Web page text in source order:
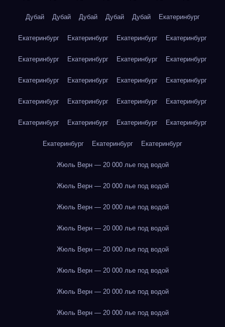
Дубай Дубай Дубай Дубай Дубай Екатеринбург
Екатеринбург Екатеринбург Екатеринбург Екатеринбург
Екатеринбург Екатеринбург Екатеринбург Екатеринбург
Екатеринбург Екатеринбург Екатеринбург Екатеринбург
Екатеринбург Екатеринбург Екатеринбург Екатеринбург
Екатеринбург Екатеринбург Екатеринбург Екатеринбург
Екатеринбург Екатеринбург Екатеринбург
Жюль Верн — 20 000 лье под водой
Жюль Верн — 20 000 лье под водой
Жюль Верн — 20 000 лье под водой
Жюль Верн — 20 000 лье под водой
Жюль Верн — 20 000 лье под водой
Жюль Верн — 20 000 лье под водой
Жюль Верн — 20 000 лье под водой
Жюль Верн — 20 000 лье под водой